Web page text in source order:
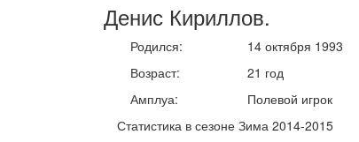
Денис Кириллов.
Родился:
Возраст:
Амплуа:
14 октября 1993
21 год
Полевой игрок
Статистика в сезоне Зима 2014-2015